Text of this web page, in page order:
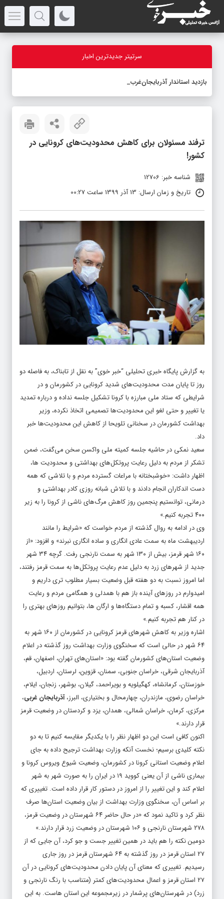
سرتیتر جدیدترین اخبار
بازدید استاندار آذربایجان‌غربی از رو
ترفند مسئولان برای کاهش محدودیت‌های کرونایی در
کشور!
شناسه خبر: 12706
تاریخ و زمان ارسال: 13 آذر 1399 ساعت 00:27
به گزارش پایگاه خبری تحلیلی “خبر خوی” به نقل از تابناک، به فاصله دو
روز تا پایان مدت محدودیت‌های شدید کرونایی در کشورمان و در
شرایطی که ستاد ملی مبارزه با کرونا تشکیل جلسه نداده و درباره تمدید
یا تغییر و حتی لغو این محدودیت‌ها تصمیمی اتخاذ نکرده، وزیر
بهداشت کشورمان در سخنانی تلویحا از کاهش این محدودیت‌ها خبر
داد.
سعید نمکی در حاشیه جلسه کمیته ملی واکسن سخن می‌گفت، ضمن
تشکر از مردم به دلیل رعایت پروتکل‌های بهداشتی و محدودیت ها،
اظهار داشت: «خوشبختانه با مراعات گسترده مردم و با تلاشی که همه
دست اندکاران انجام دادند و با تلاش شبانه روزی کادر بهداشتی و
درمانی، توانستیم پنجمین روز کاهش مرگ‌های ناشی از کرونا را به زیر
۴۰۰ تجربه کنیم.»
وی در ادامه به روال گذشته از مردم خواست که «شرایط را مانند
اردیبهشت ماه به سمت عادی انگاری و ساده انگاری نبرند» و افزود: «از
۱۶۰ شهر قرمز، بیش از ۱۳۰ شهر به سمت نارنجی رفت. گرچه ۳۴ شهر
جدید از شهر‌های زرد به دلیل عدم رعایت پروتکل‌ها به سمت قرمز رفتند،
اما امروز نسبت به دو هفته قبل وضعیت بسیار مطلوب تری داریم و
امیدوارم در روز‌های آینده باز هم با همدلی و همگامی مردم و رعایت
همه اقشار، کسبه و تمام دستگاه‌ها و ارگان ها، بتوانیم روز‌های بهتری را
در کنار هم تجربه کنیم.»
اشاره وزیر به کاهش شهر‌های قرمز کرونایی در کشورمان از ۱۶۰ شهر به
۶۴ شهر در حالی است که
سخنگوی وزارت بهداشت روز گذشته در اعلام
وضعیت استان‌های کشورمان گفته بود: «استان‌های تهران، اصفهان، قم،
آذربایجان شرقی، خراسان جنوبی، سمنان، قزوین، لرستان، اردبیل،
خوزستان، کرمانشاه، کهگیلویه و بویراحمد، گیلان، بوشهر، زنجان، ایلام،
خراسان رضوی، مازندران، چهارمحال و بختیاری، البرز،آذربایجان غربی،
مرکزی، کرمان، خراسان شمالی، همدان، یزد و کردستان در وضعیت قرمز
قرار دارند.»
اکنون کافی است این دو اظهار نظر را با یکدیگر مقایسه کنیم تا به دو
نکته کلیدی برسیم؛ نخست آنکه وزارت بهداشت ترجیح داده به جای
اعلام وضعیت استانی کرونا در کشورمان، وضعیت شیوع ویروس کرونا و
بیماری ناشی از آن یعنی کووید ۱۹ در ایران را به صورت شهر به شهر
اعلام کند و این تغییر را از امروز در دستور کار قرار داده است. تغییری که
بر اساس آن، سخنگوی وزارت بهداشت از بیان وضعیت استان‌ها صرف
نظر کرد و تاکید نمود
که «در حال حاضر ۶۴ شهرستان در وضعیت قرمز،
۲۷۸ شهرستان نارنجی و ۱۰۶ شهرستان در وضعیت زرد قرار دارند.»
دومین نکته را هم باید در همین تغییر جست و جو کرد، آن جایی که از
۲۷ استان قرمز در روز گذشته به ۶۴ شهرستان قرمز در روز جاری
رسیدیم. تغییری که معنای آن پایان دادن محدودیت‌های کرونایی در آن
۲۷ استان قرمز و اعمال محدودیت‌های کمتر (متناسب با رنگ نارنجی و
زرد) در شهرستان‌های پرشمار در زیرمجموعه این استان هاست. به این